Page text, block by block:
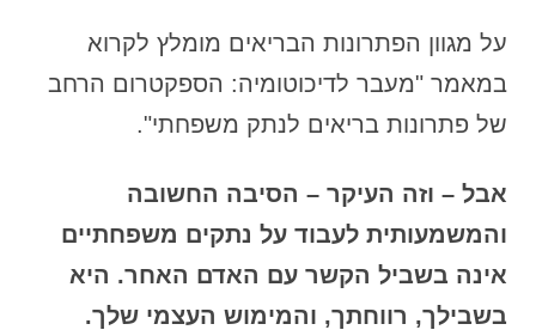
על מגוון הפתרונות הבריאים מומלץ לקרוא
במאמר "מעבר לדיכוטומיה: הספקטרום הרחב
של פתרונות בריאים לנתק משפחתי".
אבל – וזה העיקר – הסיבה החשובה
והמשמעותית לעבוד על נתקים משפחתיים
אינה בשביל הקשר עם האדם האחר. היא
בשבילך, רווחתך, והמימוש העצמי שלך.